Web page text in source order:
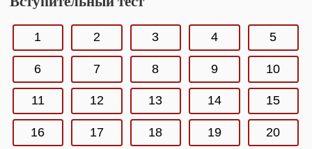
1 2 3 4 5
6 7 8 9 10
11 12 13 14 15
16 17 18 19 20